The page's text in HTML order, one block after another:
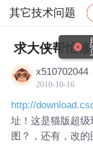
其它技术问题
社区 其它技术
求大侠帮忙
x510702044
2010-10-16
http://
址！这是猫版超
图？，还有，改的